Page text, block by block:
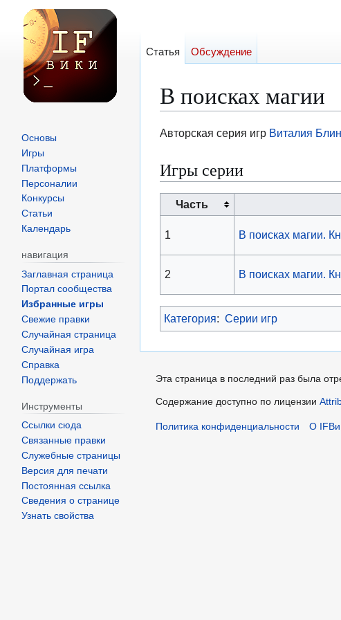
В поисках магии
Перейти
навигации
Перейти
поиску
Авторская серия игр Виталия
Игры серии
Часть
1 В поисках магии.
2 В поисках магии.
Категория: Серии игр
Статья Обсуждение
Основы
Игры
Платформы
Персоналии
Конкурсы
Статьи
Календарь
навигация
Заглавная страница
Портал сообщества
Избранные игры
Свежие правки
Случайная страница
Случайная игра
Справка
Поддержать
Инструменты
Ссылки сюда
Связанные правки
Служебные страницы
Версия для печати
Постоянная ссылка
Сведения о странице
Узнать свойства
Эта страница в последний раз была
Содержание доступно по лицензии
Политика конфиденциальности О